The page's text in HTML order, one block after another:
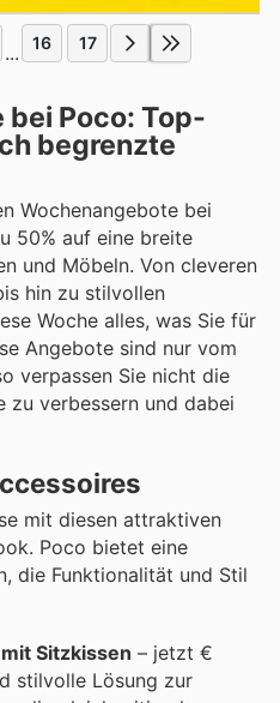
... 16 17
Poco: Top-
begrenzte
Wochenangebote bei
50% auf eine breite
und Möbeln. Von cleveren
hin zu stilvollen
Woche alles, was Sie für
Angebote sind nur vom
verpassen Sie nicht die
zu verbessern und dabei
mit diesen attraktiven
Poco bietet eine
die Funktionalität und Stil
Sitzkissen – jetzt €
stilvolle Lösung zur